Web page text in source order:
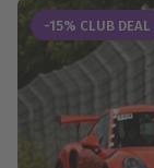
-15% CLUB DEAL